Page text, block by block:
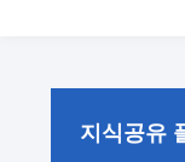
지식공유